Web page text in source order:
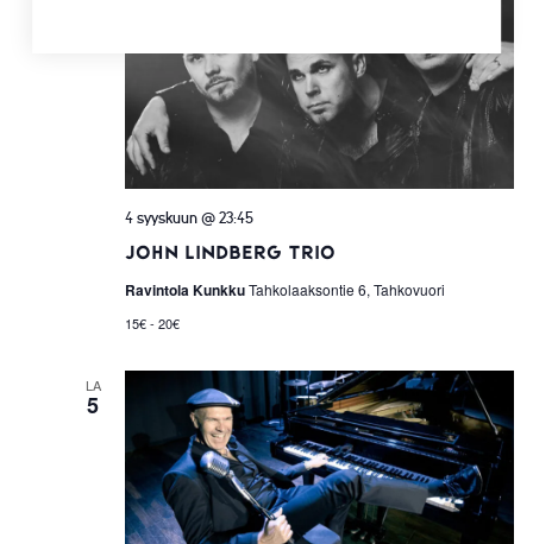
John Lindberg Trio
4 syyskuun @ 23:45
Ravintola KunkkuTahkolaaksontie 6, Tahkovuori
15€ - 20€
LA
5